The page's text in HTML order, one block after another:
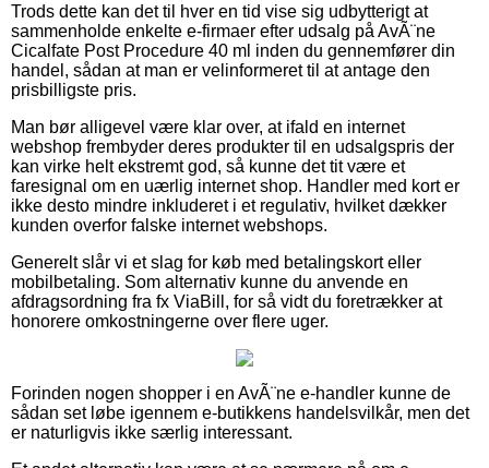
Trods dette kan det til hver en tid vise sig udbytterigt at
sammenholde enkelte e-firmaer efter udsalg på AvÃ¨ne
Cicalfate Post Procedure 40 ml inden du gennemfører din
handel, sådan at man er velinformeret til at antage den
prisbilligste pris.
Man bør alligevel være klar over, at ifald en internet
webshop frembyder deres produkter til en udsalgspris der
kan virke helt ekstremt god, så kunne det tit være et
faresignal om en uærlig internet shop. Handler med kort er
ikke desto mindre inkluderet i et regulativ, hvilket dækker
kunden overfor falske internet webshops.
Generelt slår vi et slag for køb med betalingskort eller
mobilbetaling. Som alternativ kunne du anvende en
afdragsordning fra fx ViaBill, for så vidt du foretrækker at
honorere omkostningerne over flere uger.
Forinden nogen shopper i en AvÃ¨ne e-handler kunne de
sådan set løbe igennem e-butikkens handelsvilkår, men det
er naturligvis ikke særlig interessant.